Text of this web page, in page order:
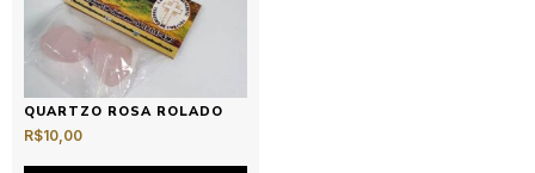
QUARTZO ROSA ROLADO
R$10,00